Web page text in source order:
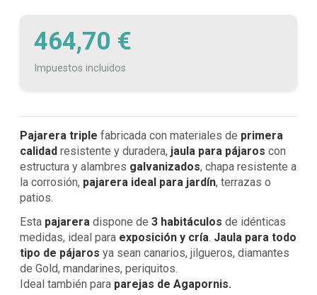
464,70 €
Impuestos incluidos
Pajarera triple fabricada con materiales de primera
calidadresistente y duradera,jaula para pájaros con
estructura y alambres galvanizados, chapa resistente a
la corrosión, pajarera ideal para jardín, terrazas o
patios.
Esta pajareradispone de 3 habitáculos de idénticas
medidas, ideal para exposición y cría. Jaula para todo
tipo de pájaros ya sean canarios, jilgueros, diamantes
de Gold, mandarines, periquitos.
Ideal también para parejas de Agapornis.